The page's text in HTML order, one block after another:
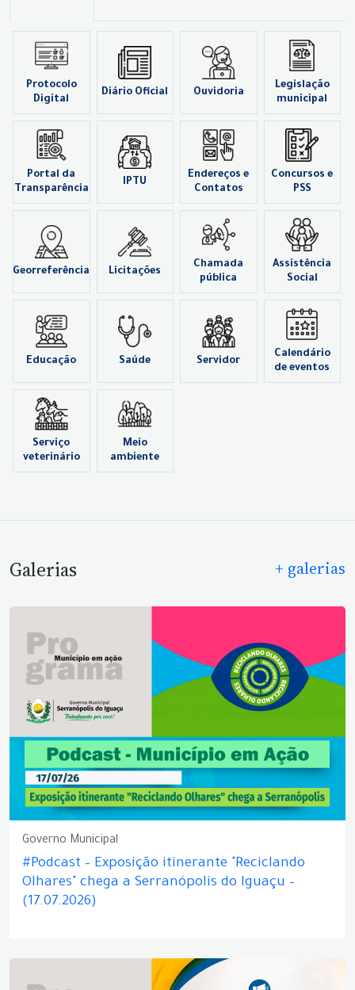
Protocolo
Digital
Diário Oficial Ouvidoria
Legislação
municipal
Portal da
Transparência
IPTU
Endereços e
Contatos
Concursos e
PSS
Georreferência Licitações
Chamada
pública
Assistência
Social
Educação Saúde Servidor
Calendário
de eventos
Serviço
veterinário
Meio
ambiente
Galerias + galerias
Governo Municipal
#Podcast – Exposição itinerante "Reciclando
Olhares" chega a Serranópolis do Iguaçu –
(17.07.2026)